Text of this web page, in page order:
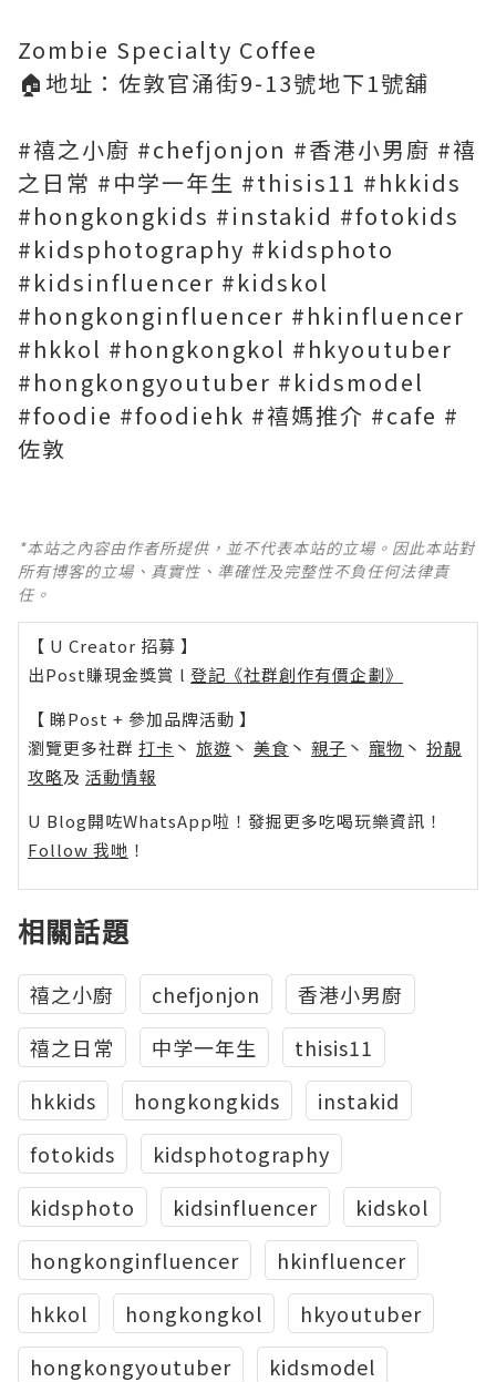
Zombie Specialty Coffee
🏠地址：佐敦官涌街9-13號地下1號舖
#禧之小廚 #chefjonjon #香港小男廚 #禧
之日常 #中学一年生 #thisis11 #hkkids
#hongkongkids #instakid #fotokids
#kidsphotography #kidsphoto
#kidsinfluencer #kidskol
#hongkonginfluencer #hkinfluencer
#hkkol #hongkongkol #hkyoutuber
#hongkongyoutuber #kidsmodel
#foodie #foodiehk #禧媽推介 #cafe #
佐敦
*本站之內容由作者所提供，並不代表本站的立場。因此本站對
所有博客的立場、真實性、準確性及完整性不負任何法律責
任。
【 U Creator 招募 】
出Post賺現金獎賞 l 登記《社群創作有價企劃》
【 睇Post + 參加品牌活動 】
瀏覽更多社群 打卡 丶 旅遊 丶 美食 丶 親子 丶 寵物 丶 扮靚
攻略及 活動情報
U Blog開咗WhatsApp啦！發掘更多吃喝玩樂資訊！
Follow 我哋 ！
相關話題
禧之小廚 chefjonjon
香港小男廚
禧之日常
中学一年生
thisis11
hkkids
hongkongkids
instakid
fotokids
kidsphotography
kidsphoto
kidsinfluencer
kidskol
hongkonginfluencer
hkinfluencer
hkkol
hongkongkol
hkyoutuber
hongkongyoutuber
kidsmodel